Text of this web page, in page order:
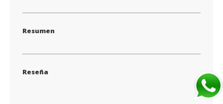
Resumen
Reseña